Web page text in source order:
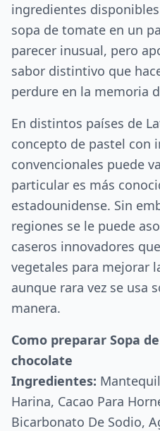
ingredientes
sopa de tomate en un
parecer inusual, pero
sabor distintivo que
perdure en la memoria
En distintos países de
concepto de pastel con
convencionales puede
particular es más
estadounidense. Sin
regiones se le puede
caseros innovadores
vegetales para mejorar
aunque rara vez se usa
manera.
Como preparar Sopa
chocolate
Ingredientes:
Harina, Cacao Para
Bicarbonato De Sodio,